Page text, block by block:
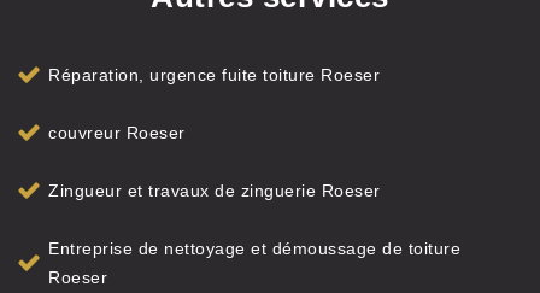
Réparation, urgence fuite toiture Roeser
couvreur Roeser
Zingueur et travaux de zinguerie Roeser
Entreprise de nettoyage et démoussage de toiture
Roeser